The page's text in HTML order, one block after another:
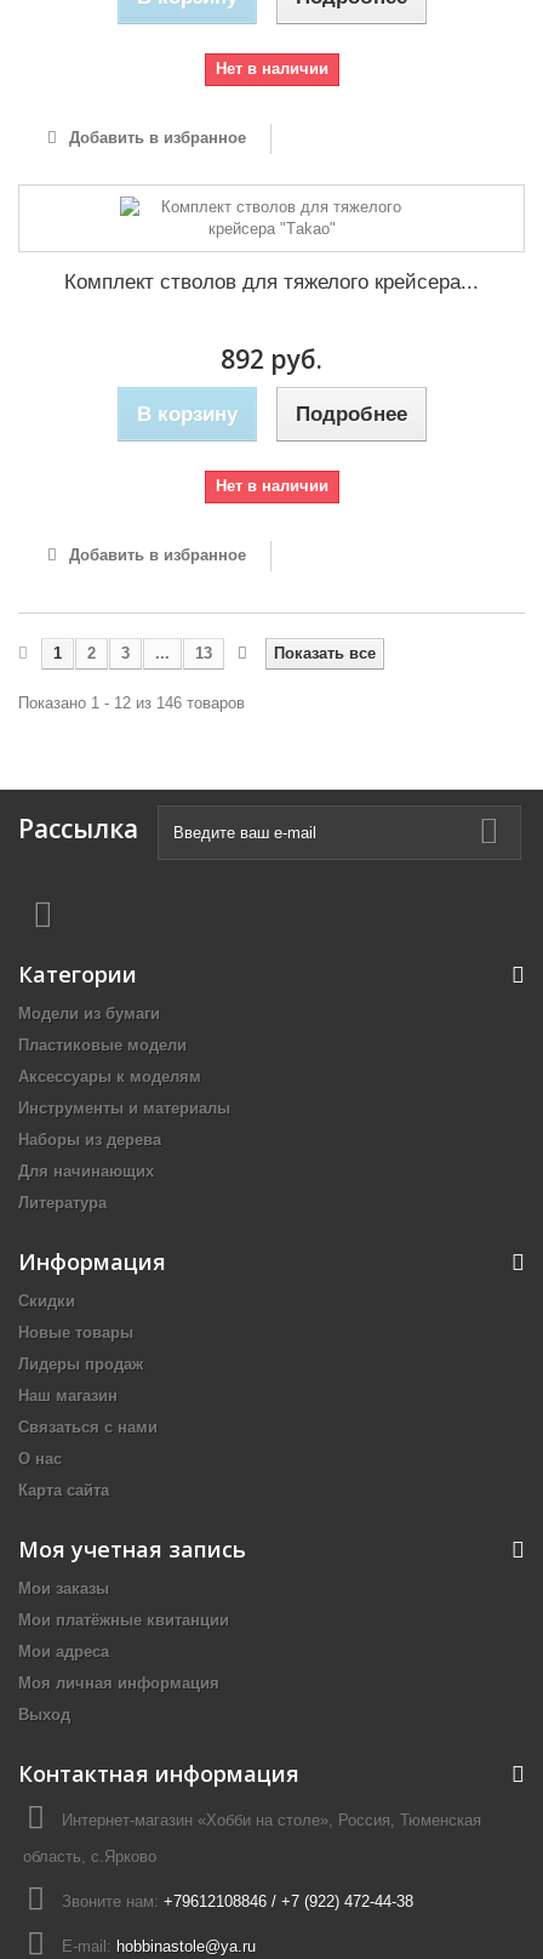
Нет в наличии
Добавить в избранное
Комплект стволов для тяжелого крейсера...
892 руб.
В корзину Подробнее
Нет в наличии
Добавить в избранное
Показать все
1 2 3 ... 13
Показано 1 - 12 из 146 товаров
Рассылка
Категории
Модели из бумаги
Пластиковые модели
Аксессуары к моделям
Инструменты и материалы
Наборы из дерева
Для начинающих
Литература
Информация
Скидки
Новые товары
Лидеры продаж
Наш магазин
Связаться с нами
О нас
Карта сайта
Моя учетная запись
Мои заказы
Мои платёжные квитанции
Мои адреса
Моя личная информация
Выход
Контактная информация
Интернет-магазин «Хобби на столе», Россия, Тюменская
область, с.Ярково
Звоните нам: +79612108846 / +7 (922) 472-44-38
E-mail: hobbinastole@ya.ru